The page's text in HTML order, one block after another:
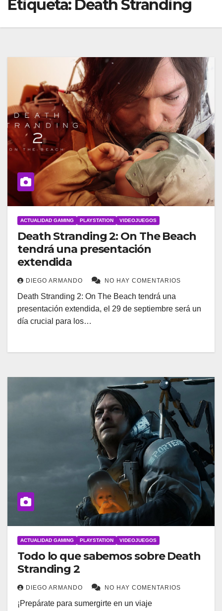
Etiqueta: Death Stranding
ACTUALIDAD GAMING PLAYSTATION VIDEOJUEGOS
Death Stranding 2: On The Beach
tendrá una presentación
extendida
DIEGO ARMANDO NO HAY COMENTARIOS
Death Stranding 2: On The Beach tendrá una
presentación extendida, el 29 de septiembre será un
día crucial para los…
ACTUALIDAD GAMING PLAYSTATION VIDEOJUEGOS
Todo lo que sabemos sobre Death
Stranding 2
DIEGO ARMANDO NO HAY COMENTARIOS
¡Prepárate para sumergirte en un viaje